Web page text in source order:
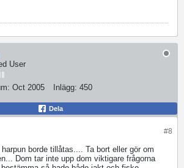
User
Oct 2005 Inlägg: 450
Dela
#8
borde tillåtas.... Ta bort eller gör om
Dom tar inte upp dom viktigare frågorna